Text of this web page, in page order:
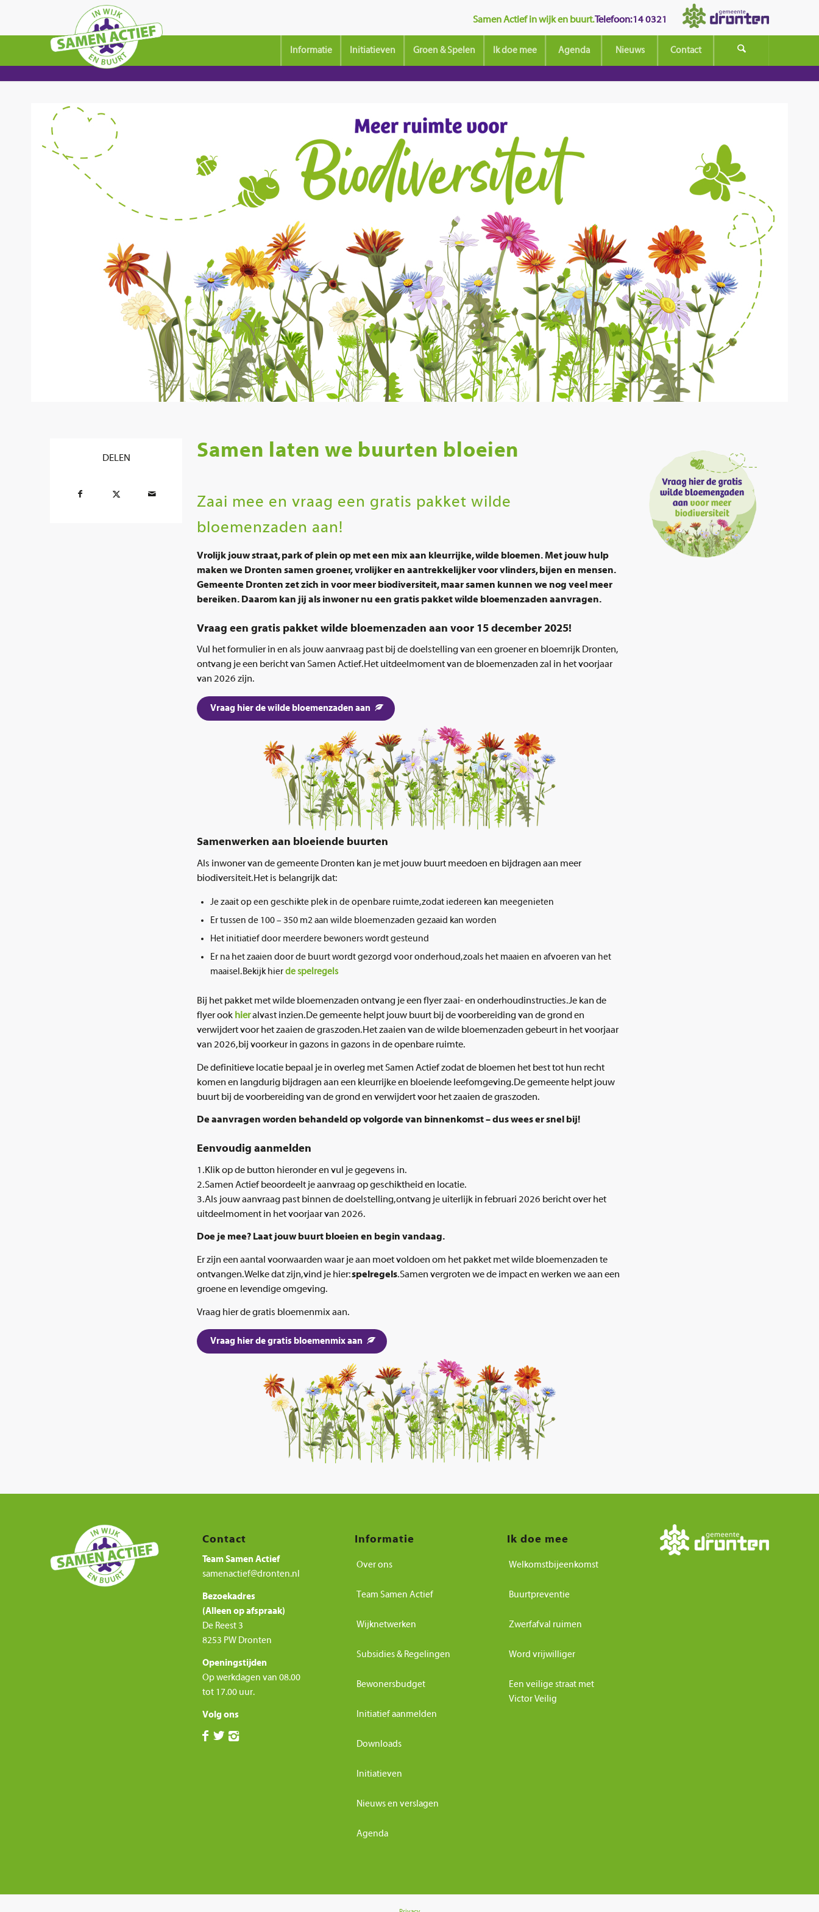
Samen Actief in wijk en buurt.Telefoon: 14 0321
Informatie Initiatieven Groen & Spelen Ik doe mee Agenda Nieuws Contact
DELEN Samen laten we buurten bloeien
Zaai mee en vraag een gratis pakket wilde
bloemenzaden aan!
Vrolijk jouw straat, park of plein op met een mix aan kleurrijke, wilde bloemen. Met jouw hulp
maken we Dronten samen groener, vrolijker en aantrekkelijker voor vlinders, bijen en mensen.
Gemeente Dronten zet zich in voor meer biodiversiteit, maar samen kunnen we nog veel meer
bereiken. Daarom kan jij als inwoner nu een gratis pakket wilde bloemenzaden aanvragen.
Vraag een gratis pakket wilde bloemenzaden aan voor 15 december 2025!
Vul het formulier in en als jouw aanvraag past bij de doelstelling van een groener en bloemrijk Dronten,
ontvang je een bericht van Samen Actief. Het uitdeelmoment van de bloemenzaden zal in het voorjaar
van 2026 zijn.
Vraag hier de wilde bloemenzaden aan
Samenwerken aan bloeiende buurten
Als inwoner van de gemeente Dronten kan je met jouw buurt meedoen en bijdragen aan meer
biodiversiteit. Het is belangrijk dat:
Je zaait op een geschikte plek in de openbare ruimte, zodat iedereen kan meegenieten
Er tussen de 100 – 350 m2 aan wilde bloemenzaden gezaaid kan worden
Het initiatief door meerdere bewoners wordt gesteund
Er na het zaaien door de buurt wordt gezorgd voor onderhoud, zoals het maaien en afvoeren van het
maaisel. Bekijk hierde spelregels
Bij het pakket met wilde bloemenzaden ontvang je een flyer zaai- en onderhoudinstructies. Je kan de
flyer ook hieralvast inzien. De gemeente helpt jouw buurt bij de voorbereiding van de grond en
verwijdert voor het zaaien de graszoden. Het zaaien van de wilde bloemenzaden gebeurt in het voorjaar
van 2026, bij voorkeur in gazons in gazons in de openbare ruimte.
De definitieve locatie bepaal je in overleg met Samen Actief zodat de bloemen het best tot hun recht
komen en langdurig bijdragen aan een kleurrijke en bloeiende leefomgeving. De gemeente helpt jouw
buurt bij de voorbereiding van de grond en verwijdert voor het zaaien de graszoden.
De aanvragen worden behandeld op volgorde van binnenkomst – dus wees er snel bij!
Eenvoudig aanmelden
1. Klik op de button hieronder en vul je gegevens in.
2. Samen Actief beoordeelt je aanvraag op geschiktheid en locatie.
3. Als jouw aanvraag past binnen de doelstelling, ontvang je uiterlijk in februari 2026 bericht over het
uitdeelmoment in het voorjaar van 2026.
Doe je mee? Laat jouw buurt bloeien en begin vandaag.
Er zijn een aantal voorwaarden waar je aan moet voldoen om het pakket met wilde bloemenzaden te
ontvangen. Welke dat zijn, vind je hier:spelregels. Samen vergroten we de impact en werken we aan een
groene en levendige omgeving.
Vraag hier de gratis bloemenmix aan.
Vraag hier de gratis bloemenmix aan
Contact
Team Samen Actief
samenactief@dronten.nl
Bezoekadres
(Alleen op afspraak)
De Reest 3
8253 PW Dronten
Openingstijden
Op werkdagen van 08.00
tot 17.00 uur.
Volg ons
Informatie
Over ons
Team Samen Actief
Wijknetwerken
Subsidies & Regelingen
Bewonersbudget
Initiatief aanmelden
Downloads
Initiatieven
Nieuws en verslagen
Agenda
Ik doe mee
Welkomstbijeenkomst
Buurtpreventie
Zwerfafval ruimen
Word vrijwilliger
Een veilige straat met
Victor Veilig